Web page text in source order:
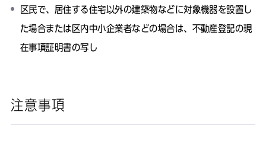
区民で、居住する住宅以外の建築物などに対象機器を設置し
た場合または区内中小企業者などの場合は、不動産登記の現
在事項証明書の写し
注意事項